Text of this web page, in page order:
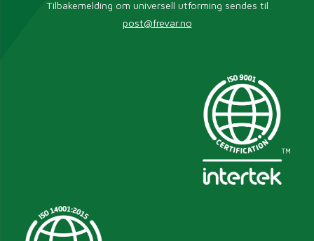
Tilbakemelding om universell utforming sendes til
post@frevar.no